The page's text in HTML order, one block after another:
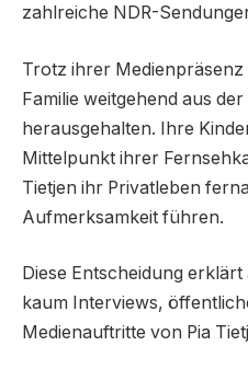
zahlreiche NDR-
Trotz ihrer Medienpräsenz
Familie weitgehend aus
herausgehalten. Ihre
Mittelpunkt ihrer
Tietjen ihr Privatleben
Aufmerksamkeit führen.
Diese Entscheidung
kaum Interviews,
Medienauftritte von Pia